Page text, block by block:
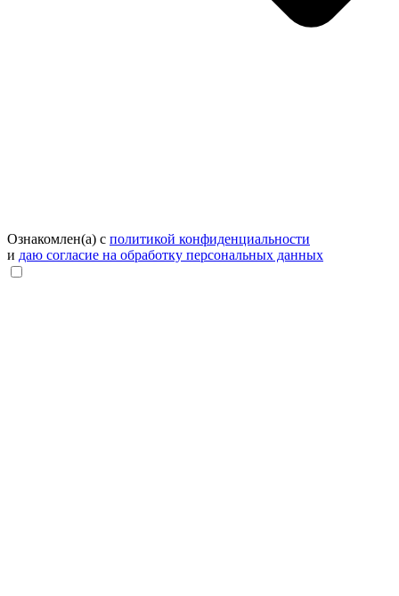
Ознакомлен(а) с политикой конфиденциальности
и даю согласие на обработку персональных данных